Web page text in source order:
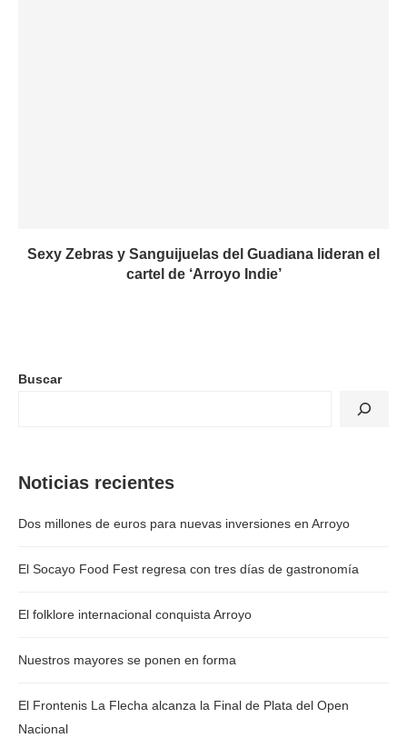
Sexy Zebras y Sanguijuelas del Guadiana lideran el
cartel de ‘Arroyo Indie’
Buscar
Noticias recientes
Dos millones de euros para nuevas inversiones en Arroyo
El Socayo Food Fest regresa con tres días de gastronomía
El folklore internacional conquista Arroyo
Nuestros mayores se ponen en forma
El Frontenis La Flecha alcanza la Final de Plata del Open
Nacional